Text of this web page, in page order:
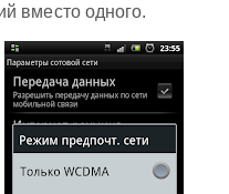
вместо одного.